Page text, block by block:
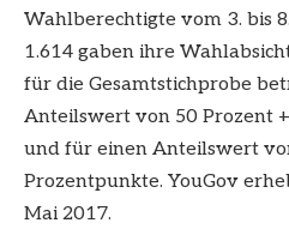
Wahlberechtigte vom 3. bis
1.614 gaben ihre
für die Gesamtstichprobe
Anteilswert von 50 Prozent
und für einen Anteilswert
Prozentpunkte. YouGov
Mai 2017.